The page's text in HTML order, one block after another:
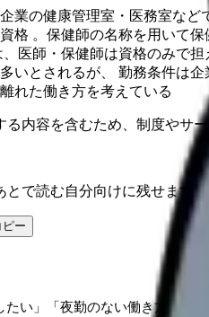
業の健康管理室・医務室など
格 。保健師の名称を用いて
医師・保健師は資格のみで
いとされるが、 勤務条件は
れた働き方を考えている
内容を含むため、制度やサ
で読む自分向けに残せます。
ー
たい」「夜勤のない働き方を考